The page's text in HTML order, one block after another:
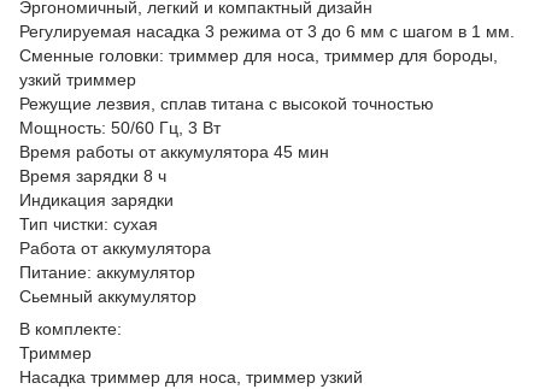
Эргономичный, легкий и компактный дизайн
Регулируемая насадка 3 режима от 3 до 6 мм с шагом в 1 мм.
Сменные головки: триммер для носа, триммер для бороды,
узкий триммер
Режущие лезвия, сплав титана с высокой точностью
Мощность: 50/60 Гц, 3 Вт
Время работы от аккумулятора 45 мин
Время зарядки 8 ч
Индикация зарядки
Тип чистки: сухая
Работа от аккумулятора
Питание: аккумулятор
Сьемный аккумулятор
В комплекте:
Триммер
Насадка триммер для носа, триммер узкий